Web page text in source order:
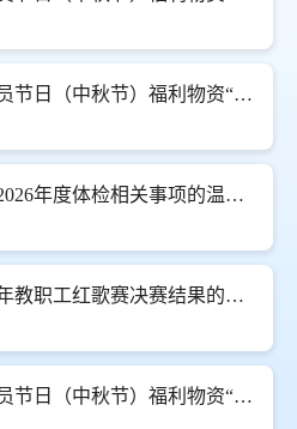
中南大学2026年工会会员节日（中秋节）福利物资“消费帮扶”采购项目单一来源成交结果公告
关于部分提货券延期和2026年度体检相关事项的温馨提示
关于公布中南大学2026年教职工红歌赛决赛结果的通知
中南大学2026年工会会员节日（中秋节）福利物资“消费帮扶”采购项目单一来源采购公示